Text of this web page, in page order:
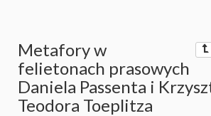
Metafory w
felietonach prasowych
Daniela Passenta i
Teodora Toeplitza